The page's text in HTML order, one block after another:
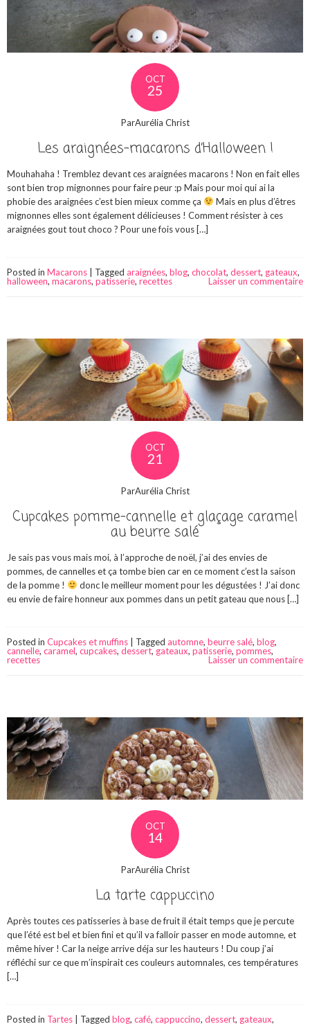
OCT
25
ParAurélia Christ
Les araignées-macarons d’Halloween !
Mouhahaha ! Tremblez devant ces araignées macarons ! Non en fait elles
sont bien trop mignonnes pour faire peur :p Mais pour moi qui ai la
phobie des araignées c’est bien mieux comme ça
Mais en plus d’êtres
mignonnes elles sont également délicieuses ! Comment résister à ces
araignées gout tout choco ? Pour une fois vous […]
Posted in Macarons Tagged araignées, blog, chocolat, dessert, gateaux,
halloween, macarons, patisserie, recettes Laisser un commentaire
OCT
21
ParAurélia Christ
Cupcakes pomme-cannelle et glaçage caramel
au beurre salé
Je sais pas vous mais moi, à l’approche de noël, j’ai des envies de
pommes, de cannelles et ça tombe bien car en ce moment c’est la saison
de la pomme !
donc le meilleur moment pour les dégustées ! J’ai donc
eu envie de faire honneur aux pommes dans un petit gateau que nous […]
Posted in Cupcakes et muffins Tagged automne, beurre salé, blog,
cannelle, caramel, cupcakes, dessert, gateaux, patisserie, pommes,
recettes
Laisser un commentaire
OCT
14
ParAurélia Christ
La tarte cappuccino
Après toutes ces patisseries à base de fruit il était temps que je percute
que l’été est bel et bien fini et qu’il va falloir passer en mode automne, et
même hiver ! Car la neige arrive déja sur les hauteurs ! Du coup j’ai
réfléchi sur ce que m’inspirait ces couleurs automnales, ces températures
[…]
Posted in Tartes Tagged blog, café, cappuccino, dessert, gateaux,